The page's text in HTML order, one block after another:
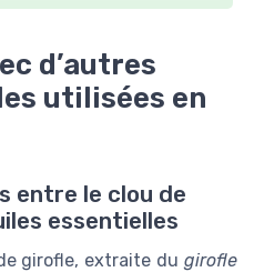
d’autres
utilisées en
entre le clou de
essentielles
girofle, extraite du girofle